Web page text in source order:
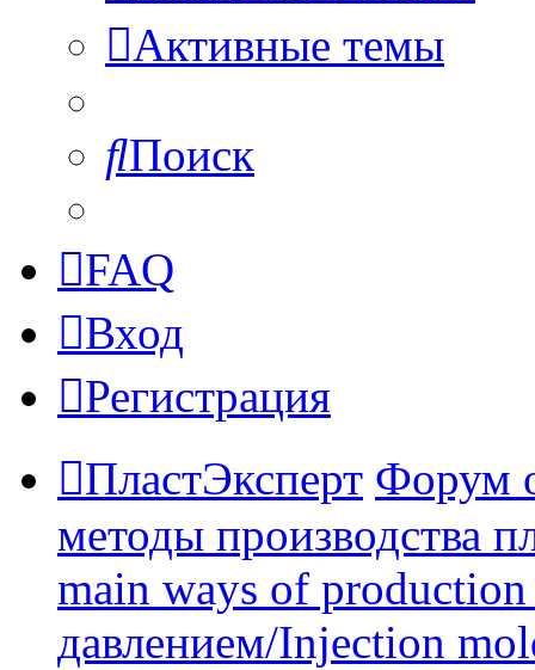
Активные темы
Поиск
FAQ
Вход
Регистрация
ПластЭксперт Форум
методы производства
main ways of
давлением/Injection